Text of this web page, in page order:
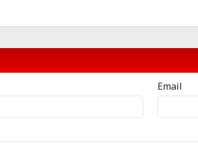
Email